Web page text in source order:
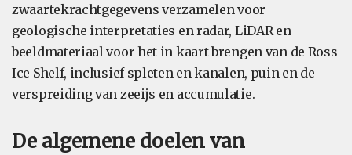
zwaartekrachtgegevens verzamelen voor
geologische interpretaties en radar, LiDAR en
beeldmateriaal voor het in kaart brengen van de Ross
Ice Shelf, inclusief spleten en kanalen, puin en de
verspreiding van zeeijs en accumulatie.
De algemene doelen van